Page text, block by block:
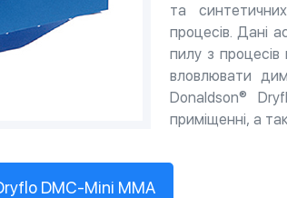
та
процесів. Дані
пилу з процесів
вловлювати
Donaldson®
приміщенні, а
DMC-Mini MMA